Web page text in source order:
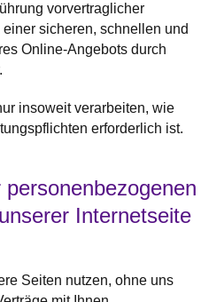
vorvertraglicher
sicheren, schnellen und
Online-Angebots durch
insoweit verarbeiten, wie
erforderlich ist.
Internetseite
Seiten nutzen, ohne uns